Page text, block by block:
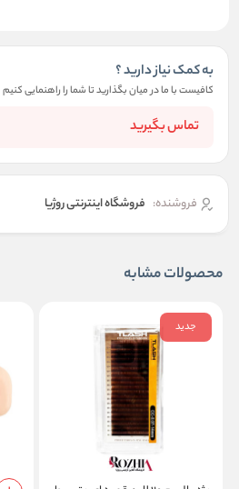
به کمک نیاز دارید ؟
کافیست با ما در میان بگذارید تا شما را راهنمایی کنیم
تماس بگیرید
فروشنده: فروشگاه اینترنتی روژیا
محصولات مشابه
جدید